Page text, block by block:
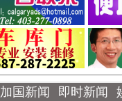
加国新闻 即时新闻